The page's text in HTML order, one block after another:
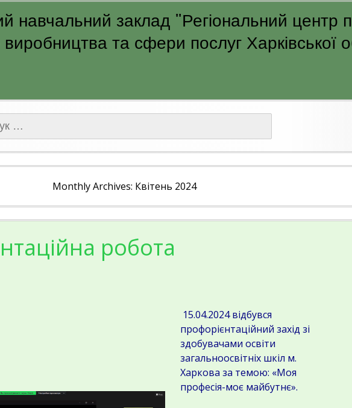
навчальний заклад "Регіональний центр
та сфери послуг Харківської
Monthly Archives: Квітень 2024
робота
15.04.2024 відбувся
профорієнтаційний захід зі
здобувачами освіти
загальноосвітніх шкіл м.
Харкова за темою: «Моя
професія-моє майбутнє».